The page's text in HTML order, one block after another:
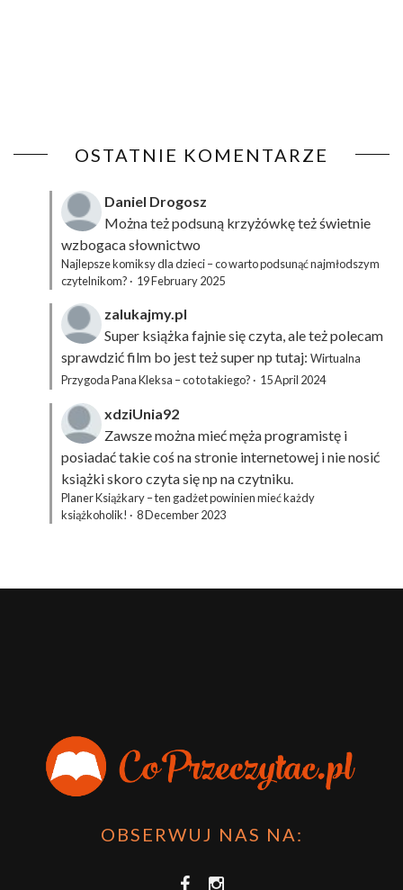
OSTATNIE KOMENTARZE
Daniel Drogosz
Można też podsuną krzyżówkęteż świetnie
wzbogaca słownictwo
Najlepsze komiksy dla dzieci – co warto podsunąć najmłodszym
czytelnikom? · 19 February 2025
zalukajmy.pl
Super książka fajnie się czyta, ale też polecam
sprawdzić film bo jest też super np tutaj: Wirtualna
Przygoda Pana Kleksa – co to takiego? · 15 April 2024
xdziUnia92
Zawsze można mieć męża programistę i
posiadać takie coś na stronie internetowej i nie nosić
książki skoro czyta się np na czytniku.
Planer Książkary – ten gadżet powinien mieć każdy
książkoholik! · 8 December 2023
OBSERWUJ NAS NA: